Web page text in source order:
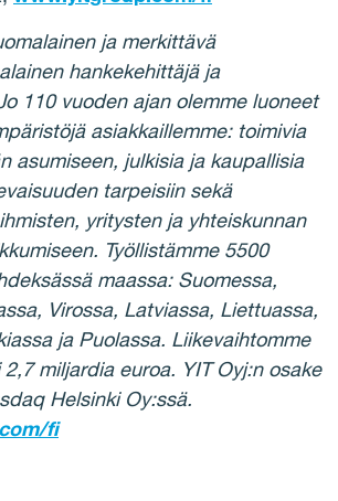
ja merkittävä
hankekehittäjä ja
110 vuoden ajan olemme luoneet
asiakkaillemme: toimivia
asumiseen, julkisia ja kaupallisia
tarpeisiin sekä
yritysten ja yhteiskunnan
Työllistämme 5500
maassa: Suomessa,
Virossa, Latviassa, Liettuassa,
ja Puolassa. Liikevaihtomme
miljardia euroa. YIT Oyj:n osake
Helsinki Oy:ssä.
fi